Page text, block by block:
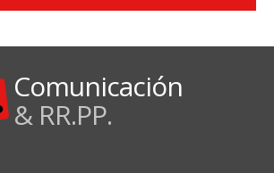
Comunicación
& RR.PP.